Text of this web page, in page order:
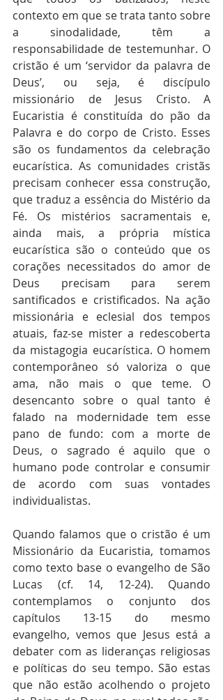
contexto em que se trata tanto sobre
a sinodalidade, têm a
responsabilidade de testemunhar. O
cristão é um ‘servidor da palavra de
Deus’, ou seja, é discípulo
missionário de Jesus Cristo. A
Eucaristia é constituída do pão da
Palavra e do corpo de Cristo. Esses
são os fundamentos da celebração
eucarística. As comunidades cristãs
precisam conhecer essa construção,
que traduz a essência do Mistério da
Fé. Os mistérios sacramentais e,
ainda mais, a própria mística
eucarística são o conteúdo que os
corações necessitados do amor de
Deus precisam para serem
santificados e cristificados. Na ação
missionária e eclesial dos tempos
atuais, faz-se mister a redescoberta
da mistagogia eucarística. O homem
contemporâneo só valoriza o que
ama, não mais o que teme. O
desencanto sobre o qual tanto é
falado na modernidade tem esse
pano de fundo: com a morte de
Deus, o sagrado é aquilo que o
humano pode controlar e consumir
de acordo com suas vontades
individualistas.
Quando falamos que o cristão é um
Missionário da Eucaristia, tomamos
como texto base o evangelho de São
Lucas (cf. 14, 12-24). Quando
contemplamos o conjunto dos
capítulos 13-15 do mesmo
evangelho, vemos que Jesus está a
debater com as lideranças religiosas
e políticas do seu tempo. São estas
que não estão acolhendo o projeto